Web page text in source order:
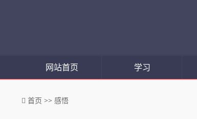
网站首页 学习
首页 >> 感悟